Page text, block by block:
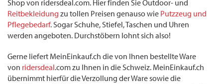
Shop von ridersdeal.com. Hier finden Sie Outdoor- und
Reitbekleidung zu tollen Preisen genauso wie Putzzeug und
Pflegebedarf. Sogar Schuhe, Stiefel, Taschen und Uhren
werden angeboten. Durchstöbern lohnt sich also!
Gerne liefert MeinEinkauf.ch die von Ihnen bestellte Ware
von ridersdeal.com zu Ihnen in die Schweiz. MeinEinkauf.ch
übernimmt hierfür die Verzollung der Ware sowie die